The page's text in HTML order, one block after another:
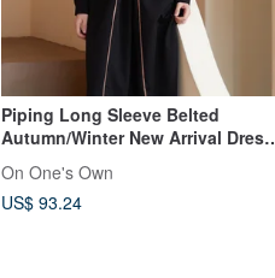
Piping Long Sleeve Belted
Autumn/Winter New Arrival Dress
On One's Own
US$ 93.24